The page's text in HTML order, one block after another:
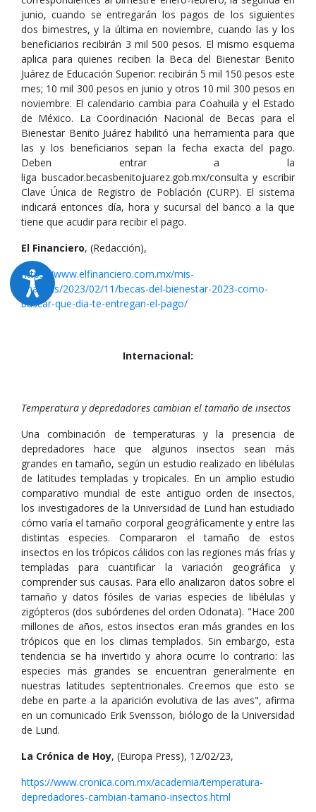
junio, cuando se entregarán los pagos de los siguientes
dos bimestres, y la última en noviembre, cuando las y los
beneficiarios recibirán 3 mil 500 pesos. El mismo esquema
aplica para quienes reciben la Beca del Bienestar Benito
Juárez de Educación Superior: recibirán 5 mil 150 pesos este
mes; 10 mil 300 pesos en junio y otros 10 mil 300 pesos en
noviembre. El calendario cambia para Coahuila y el Estado
de México. La Coordinación Nacional de Becas para el
Bienestar Benito Juárez habilitó una herramienta para que
las y los beneficiarios sepan la fecha exacta del pago.
Deben entrar a la
liga buscador.becasbenitojuarez.gob.mx/consulta y escribir
Clave Única de Registro de Población (CURP). El sistema
indicará entonces día, hora y sucursal del banco a la que
tiene que acudir para recibir el pago.
El Financiero, (Redacción),
https://www.elfinanciero.com.mx/mis-
finanzas/2023/02/11/becas-del-bienestar-2023-como-
buscar-que-dia-te-entregan-el-pago/
Internacional:
Temperatura y depredadores cambian el tamaño de insectos
Una combinación de temperaturas y la presencia de
depredadores hace que algunos insectos sean más
grandes en tamaño, según un estudio realizado en libélulas
de latitudes templadas y tropicales. En un amplio estudio
comparativo mundial de este antiguo orden de insectos,
los investigadores de la Universidad de Lund han estudiado
cómo varía el tamaño corporal geográficamente y entre las
distintas especies. Compararon el tamaño de estos
insectos en los trópicos cálidos con las regiones más frías y
templadas para cuantificar la variación geográfica y
comprender sus causas. Para ello analizaron datos sobre el
tamaño y datos fósiles de varias especies de libélulas y
zigópteros (dos subórdenes del orden Odonata). "Hace 200
millones de años, estos insectos eran más grandes en los
trópicos que en los climas templados. Sin embargo, esta
tendencia se ha invertido y ahora ocurre lo contrario: las
especies más grandes se encuentran generalmente en
nuestras latitudes septentrionales. Creemos que esto se
debe en parte a la aparición evolutiva de las aves", afirma
en un comunicado Erik Svensson, biólogo de la Universidad
de Lund.
La Crónica de Hoy, (Europa Press), 12/02/23,
https://www.cronica.com.mx/academia/temperatura-
depredadores-cambian-tamano-insectos.html